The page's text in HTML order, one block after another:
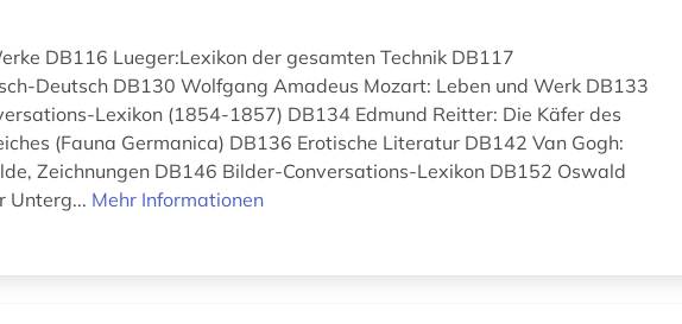
DB116 Lueger:Lexikon der gesamten Technik DB117
Deutsch DB130 Wolfgang Amadeus Mozart: Leben und Werk DB133
Lexikon (1854-1857) DB134 Edmund Reitter: Die Käfer des
(Fauna Germanica) DB136 Erotische Literatur DB142 Van Gogh:
Zeichnungen DB146 Bilder-Conversations-Lexikon DB152 Oswald
Unterg... Mehr Informationen